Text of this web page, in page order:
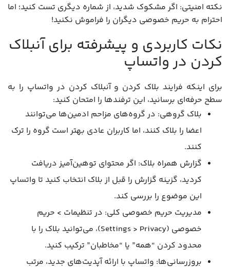
نکته امنیتی: اگر مشکوک شدید، از شماره دیگری تست کنید؛ اما
احترام به حریم خصوصی دیگران را فراموش نکنید!
نکات کاربردی و پیشرفته برای آنبلاک
کردن در واتساپ
برای اینکه فرایند بلاک کردن و آنبلاک کردن در واتساپ را به
سطح حرفه‌ای برسانید، این ترفندها را امتحان کنید:
بلاک گروهی: در گروه‌های مزاحم ادمین‌ها می‌توانند
اعضا را بلاک کنند، اما کاربران عادی بهتر است گروه را ترک
کنند.
گزارش همراه بلاک: اگر محتوای توهین‌آمیز دریافت
کردید، گزینه گزارش را قبل از بلاک انتخاب کنید تا واتساپ
این موضوع را بررسی کند.
مدیریت حریم خصوصی کلی: در تنظیمات > حریم
خصوصی (Settings > Privacy)، می‌توانید بلاک را با
محدود کردن “همه” یا “مخاطبان” ترکیب کنید.
بروزرسانی‌ها: واتساپ با ارائه آپدیت‌های جدید، مرتب